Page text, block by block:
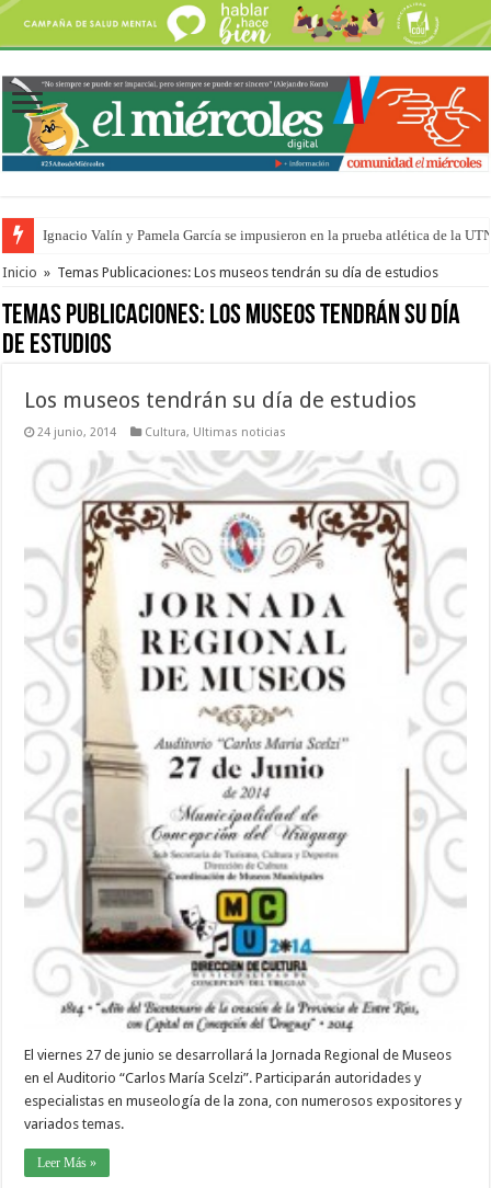
Ignacio Valín y Pamela García se impusieron en la prueba atlética de la
Traigo el litoral en mi canción: 100 años de Aníbal Sampayo
Inicio » Temas Publicaciones: Los museos tendrán su día de estudios
Temas Publicaciones: Los museos tendrán su día
de estudios
Los museos tendrán su día de estudios
24 junio, 2014 Cultura, Ultimas noticias
El viernes 27 de junio se desarrollará la Jornada Regional de Museos
en el Auditorio “Carlos María Scelzi”. Participarán autoridades y
especialistas en museología de la zona, con numerosos expositores y
variados temas.
Leer Más »